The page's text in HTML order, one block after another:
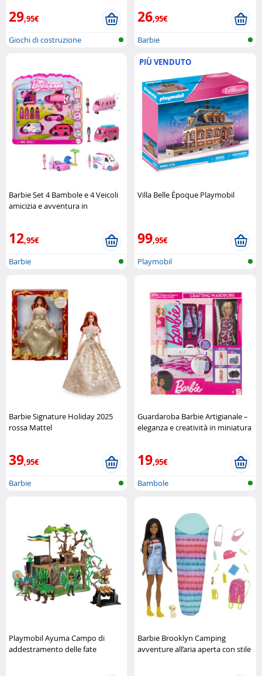
29,95€
Giochi di costruzione
26,95€
Barbie
Barbie Set 4 Bambole e 4 Veicoli
amicizia e avventura in
12,95€
Barbie
PIÙ VENDUTO
Villa Belle Époque Playmobil
99,95€
Playmobil
Barbie Signature Holiday 2025
rossa Mattel
39,95€
Barbie
Guardaroba Barbie Artigianale –
eleganza e creatività in miniatura
19,95€
Bambole
Playmobil Ayuma Campo di
addestramento delle fate
Barbie Brooklyn Camping
avventure all’aria aperta con stile